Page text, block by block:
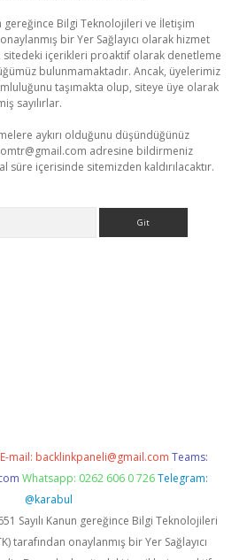
gereğince Bilgi Teknolojileri ve İletişim
bir Yer Sağlayıcı olarak hizmet
içerikleri proaktif olarak denetleme
bulunmamaktadır. Ancak, üyelerimiz
taşımakta olup, siteye üye olarak
sayılırlar.
aykırı olduğunu düşündüğünüz
adresine bildirmeniz
süre içerisinde sitemizden kaldırılacaktır.
E-mail: backlinkpaneli@gmail.com Teams:
Whatsapp: 0262 606 0 726 Telegram:
@karabul
Sayılı Kanun gereğince Bilgi Teknolojileri
tarafından onaylanmış bir Yer Sağlayıcı